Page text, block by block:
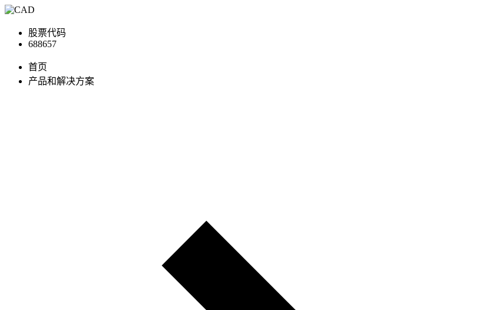
股票代码
688657
首页
产品和解决方案